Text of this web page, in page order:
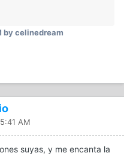
by celinedream
AM
suyas, y me encanta la